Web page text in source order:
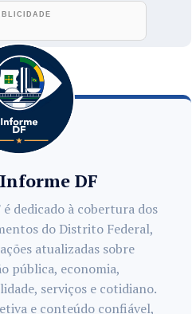
DF
dedicado à cobertura dos
do Distrito Federal,
atualizadas sobre
pública, economia,
serviços e cotidiano.
e conteúdo confiável,